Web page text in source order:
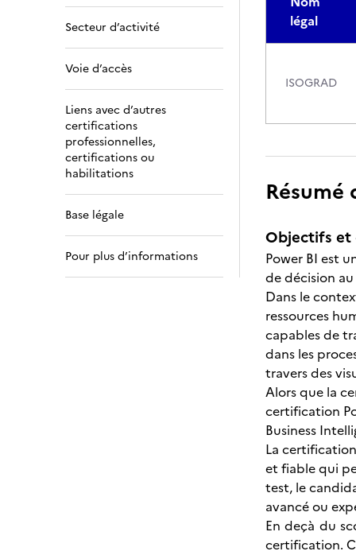
Secteur d’activité
Voie d’accès
Liens avec d’autres
certifications
professionnelles,
certifications ou
habilitations
Base légale
Pour plus d’informations
légal
ISOGRAD
Objectifs
Power BI est
de décision
Dans le
ressources
capables de
dans les
travers des
Alors que la
certification
Business
La
et fiable qui
test, le
avancé ou
En deçà du
certification.